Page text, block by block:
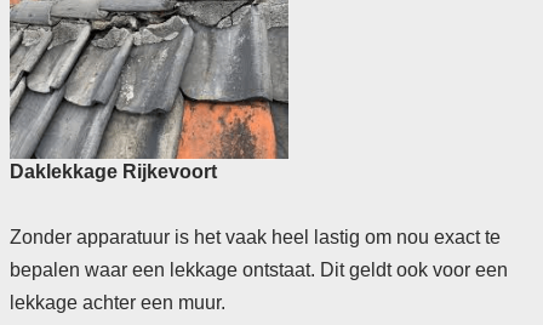
Daklekkage Rijkevoort
Zonder apparatuur is het vaak heel lastig om nou exact te
bepalen waar een lekkage ontstaat. Dit geldt ook voor een
lekkage achter een muur.